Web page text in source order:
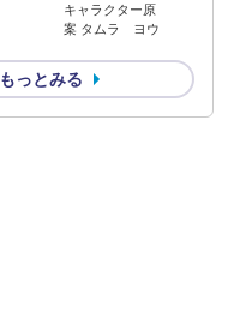
キャラクター原
案 タムラ ヨウ
もっとみる